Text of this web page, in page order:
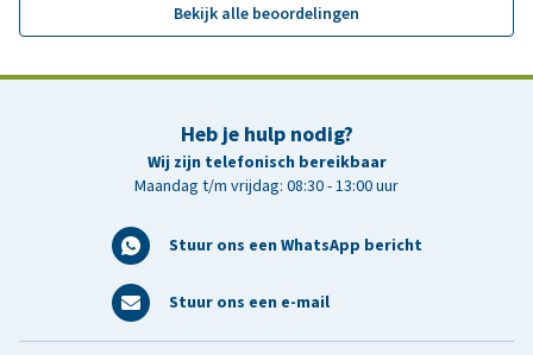
Bekijk alle beoordelingen
Heb je hulp nodig?
Wij zijn telefonisch bereikbaar
Maandag t/m vrijdag: 08:30 - 13:00 uur
Stuur ons een WhatsApp bericht
Stuur ons een e-mail